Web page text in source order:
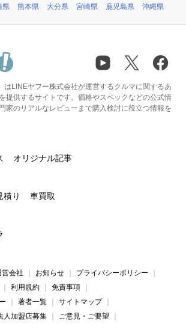
県 熊本県 大分県 宮崎県 鹿児島県 沖縄県
はLINEヤフー株式会社が運営するクルマに関するあ
提供するサイトです。価格やスペックなどの公式情
家のリアルなレビューまで購入検討に役立つ情報を
オリジナル記事
積り 車買取
営会社 お知らせ
プライバシーポリシー
利用規約
免責事項
著者一覧
サイトマップ
人加盟店募集
ご意見・ご要望